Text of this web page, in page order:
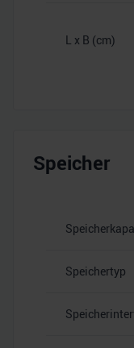
L x B (cm)
Speicher
Speichertyp